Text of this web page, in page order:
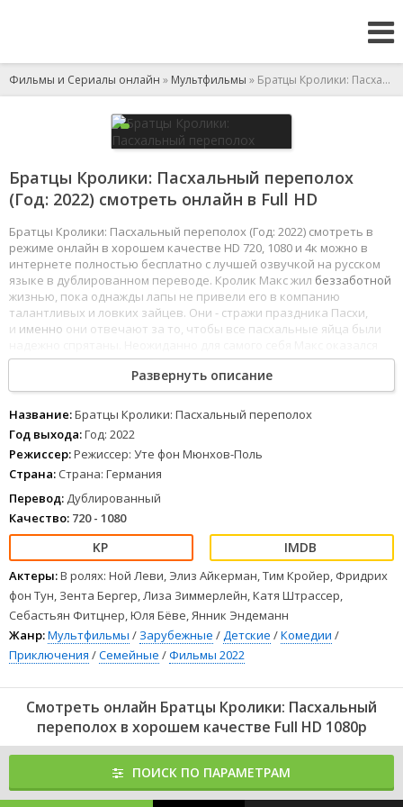
Фильмы и Сериалы онлайн » Мультфильмы » Братцы Кролики: Пасхальный переполох
Братцы Кролики: Пасхальный переполох
(Год: 2022) смотреть онлайн в Full HD
Братцы Кролики: Пасхальный переполох (Год: 2022) смотреть в
режиме онлайн в хорошем качестве HD 720, 1080 и 4к можно в
интернете полностью бесплатно с лучшей озвучкой на русском
языке в дублированном переводе. Кролик Макс жил беззаботной
жизнью, пока однажды лапы не привели его в компанию
талантливых и ловких зайцев. Они - стражи праздника Пасхи,
и именно они отвечают за то, чтобы все пасхальные яйца были
по уши в приключениях! Теперь он должен возглавить
важнейшую миссию по спасению долгожданного праздника
Пасхи!
1 234 5 6 78
Развернуть описание
Название:Братцы Кролики: Пасхальный переполох
Год выхода:Год: 2022
Режиссер:Режиссер: Уте фон Мюнхов-Поль
Страна: Страна: Германия
Перевод: Дублированный
Качество: 720 - 1080
Актеры:В ролях: Ной Леви, Элиз Айкерман, Тим Кройер, Фридрих
фон Тун, Зента Бергер, Лиза Зиммерлейн, Катя Штрассер,
Себастьян Фитцнер, Юля Бёве, Янник Эндеманн
Жанр:Мультфильмы / Зарубежные /Детские /Комедии /
Приключения /Семейные /Фильмы 2022
Смотреть онлайн Братцы Кролики: Пасхальный
переполох в хорошем качестве Full HD 1080p
ПОИСК ПО ПАРАМЕТРАМ